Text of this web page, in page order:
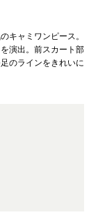
キャミワンピース。
演出。前スカート部
のラインをきれいに